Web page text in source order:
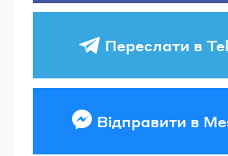
Переслати в
Відправити в